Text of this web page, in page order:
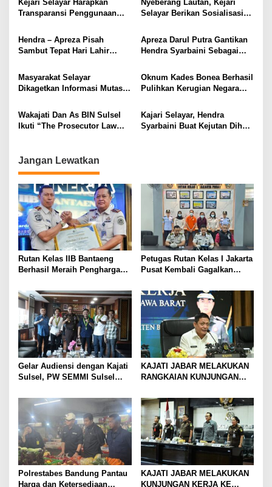
Kejari Selayar Harapkan
Transparansi Penggunaan
Nyeberang Lautan, Kejari
Selayar Berikan Sosialisasi
Hendra – Apreza Pisah
Sambut Tepat Hari Lahir
Apreza Darul Putra Gantikan
Hendra Syarbaini Sebagai
Masyarakat Selayar
Dikagetkan Informasi Mutasi
Oknum Kades Bonea Berhasil
Pulihkan Kerugian Negara
Selayar
Wakajati Dan As BIN Sulsel
Ikuti “The Prosecutor Law
Pengelolaan Jurnal Ilmiah
Kajari Selayar, Hendra
Syarbaini Buat Kejutan Dihari
Jangan Lewatkan
Rutan Kelas IIB Bantaeng
Berhasil Meraih Penghargaan
Semester I Tahun 2026
Petugas Rutan Kelas I Jakarta
Pusat Kembali Gagalkan
yang Disembunyikan di
Pakaian Dalam Pengunjung
Gelar Audiensi dengan Kajati
Sulsel, PW SEMMI Sulsel
penguatan penegakan hukum
KAJATI JABAR MELAKUKAN
RANGKAIAN KUNJUNGAN
NEGERI KOTA BOGOR,
KEJAKSAAN NEGERI
KABUPATEN BOGOR, DAN
KEJAKSAAN NEGERI DEPOK
Polrestabes Bandung Pantau
Harga dan Ketersediaan
KAJATI JABAR MELAKUKAN
KUNJUNGAN KERJA KE